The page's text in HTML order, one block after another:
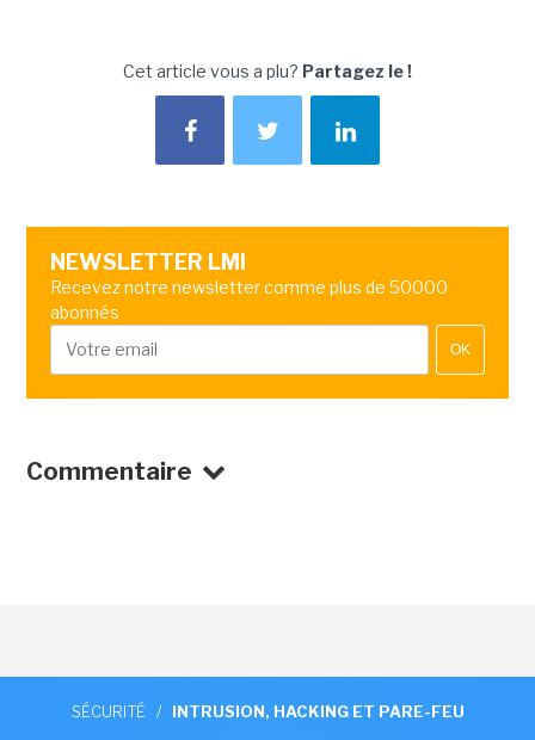
Cet article vous a plu? Partagez le !
NEWSLETTER LMI
Recevez notre newsletter comme plus de 50000
abonnés
OK
Commentaire
SÉCURITÉ / INTRUSION, HACKING ET PARE-FEU